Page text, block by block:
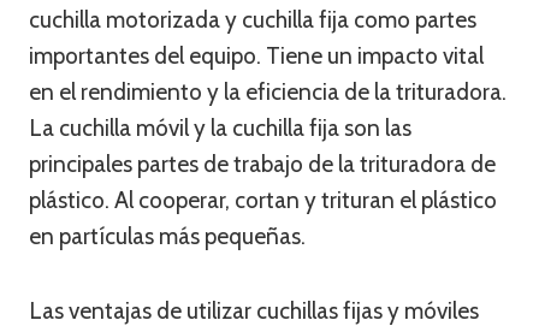
cuchilla motorizada y cuchilla fija como partes
importantes del equipo. Tiene un impacto vital
en el rendimiento y la eficiencia de la trituradora.
La cuchilla móvil y la cuchilla fija son las
principales partes de trabajo de la trituradora de
plástico. Al cooperar, cortan y trituran el plástico
en partículas más pequeñas.
Las ventajas de utilizar cuchillas fijas y móviles